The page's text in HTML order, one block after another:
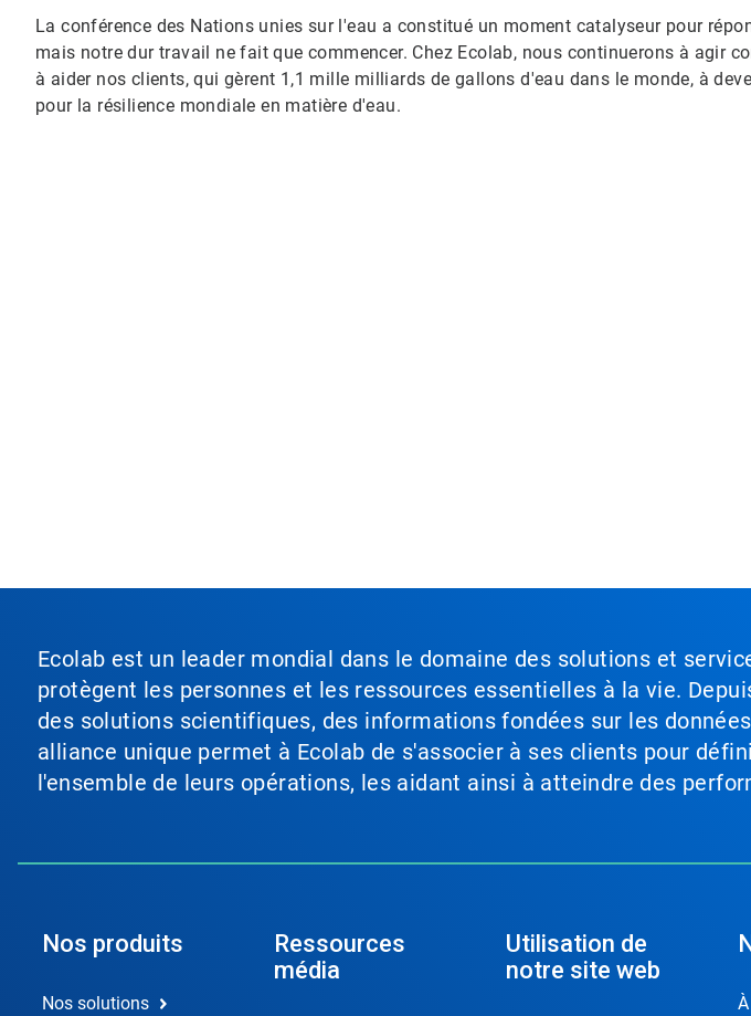
La conférence des Nations unies sur l'eau a constitué un moment catalyseur pour
mais notre dur travail ne fait que commencer. Chez Ecolab, nous continuerons à agir
à aider nos clients, qui gèrent 1,1 mille milliards de gallons d'eau dans le monde, à
pour la résilience mondiale en matière d'eau.
Ecolab est un leader mondial dans le domaine des solutions et
protègent les personnes et les ressources essentielles à la vie.
des solutions scientifiques, des informations fondées sur les
alliance unique permet à Ecolab de s'associer à ses clients pour
l'ensemble de leurs opérations, les aidant ainsi à atteindre des
Nos produits
Nos solutions
Ressources
média
Utilisation de
notre site web